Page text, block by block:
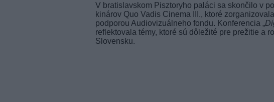
V bratislavskom Pisztoryho paláci sa skončilo v
kinárov Quo Vadis Cinema III., ktoré
podporou Audiovizuálneho fondu. Konferencia „
reflektovala témy, ktoré sú dôležité pre prežitie a
Slovensku.